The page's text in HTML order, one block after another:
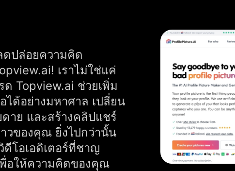
ดปล่อยความคิด
เราไม่ใช่แค่
ด Topview.ai ช่วยเพิ่ม
ได้อย่างมหาศาล เปลี่ยน
ดาย และสร้างคลิปแชร์
วของคุณ ยิ่งไปกว่านั้น
โอเอดิเตอร์ที่ชาญ
พื่อให้ความคิดของคุณ